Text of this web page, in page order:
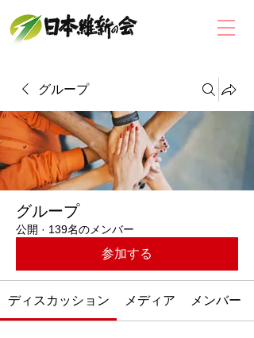
グループ
グループ
公開 · 139名のメンバー
参加する
ディスカッション メディア メンバー